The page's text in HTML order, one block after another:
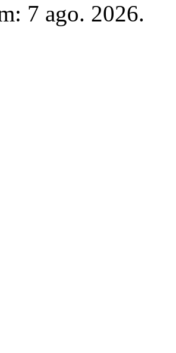
7 ago. 2026.